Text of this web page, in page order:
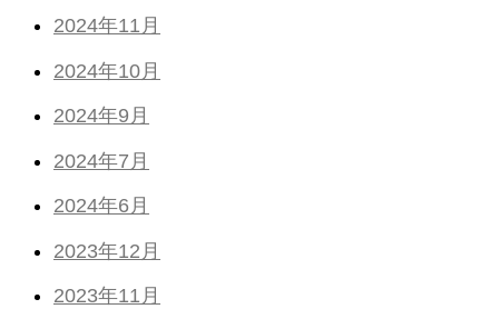
2024年11月
2024年10月
2024年9月
2024年7月
2024年6月
2023年12月
2023年11月